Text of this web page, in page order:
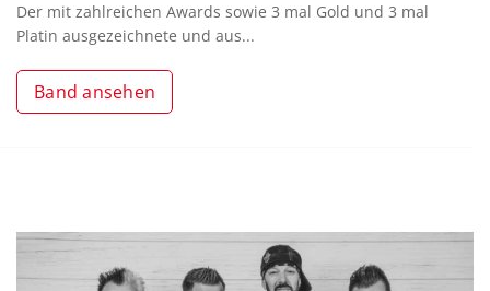
Der mit zahlreichen Awards sowie 3 mal Gold und 3 mal
Platin ausgezeichnete und aus...
Band ansehen